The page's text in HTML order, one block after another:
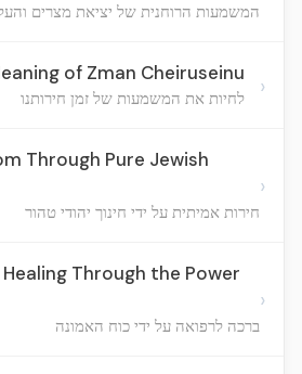
המשמעות הרוחנית של יציאת מצרים
of Zman Cheiruseinu
לחיות את המשמעות של זמן חירותנו ›
Through Pure Jewish
חירות אמיתית על ידי חינוך יהודי טהור
›
Through the Power
ברכה לרפואה על ידי כוח האמונה
›